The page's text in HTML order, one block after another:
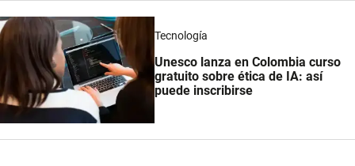
Tecnología
Unesco lanza en Colombia curso
gratuito sobre ética de IA: así
puede inscribirse